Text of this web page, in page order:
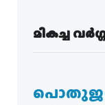
മികച്ച